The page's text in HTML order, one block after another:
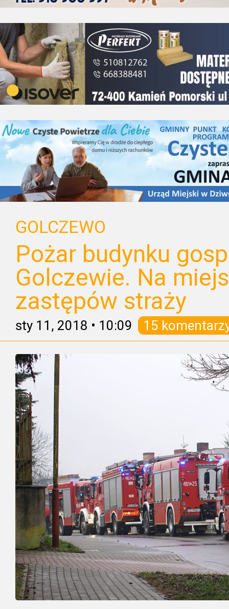
GOLCZEWO
Pożar budynku
Golczewie. Na
zastępów straży
sty 11, 2018 • 10:09 15